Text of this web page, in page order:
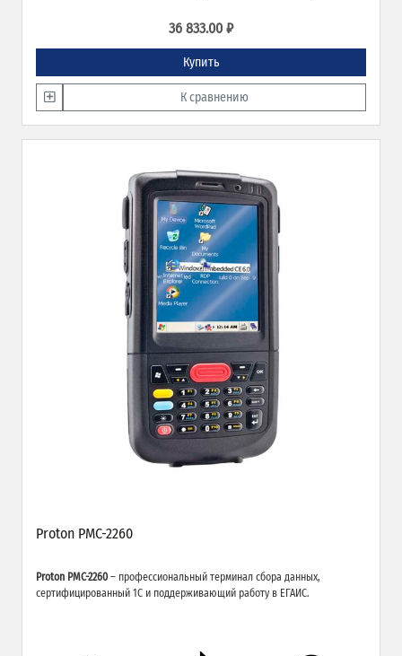
36 833.00 ₽
Купить
К сравнению
Proton PMC-2260
Proton PMC-2260 – профессиональный терминал сбора данных,
сертифицированный 1С и поддерживающий работу в ЕГАИС.